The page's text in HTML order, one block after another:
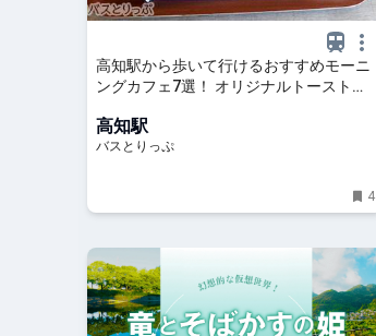
高知駅から歩いて行けるおすすめモーニ
ングカフェ7選！ オリジナルトーストや
高知駅
バスとりっぷ
4